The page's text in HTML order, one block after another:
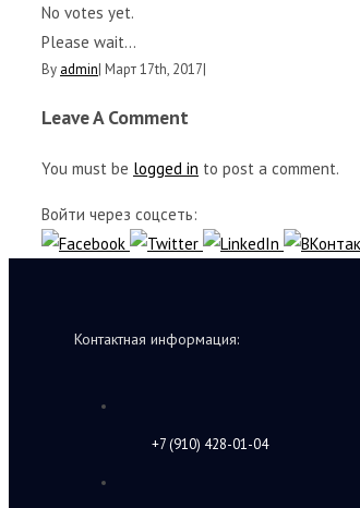
No votes yet.
Please wait...
By admin| Март 17th, 2017|
Leave A Comment
You must be logged in to post a comment.
Войти через соцсеть:
Контактная информация:
+7 (910) 428-01-04